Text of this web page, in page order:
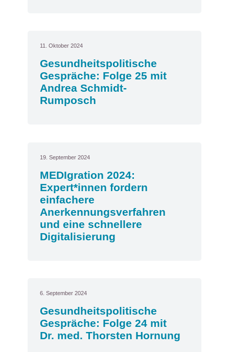
11. Oktober 2024
Gesundheitspolitische
Gespräche: Folge 25 mit
Andrea Schmidt-
Rumposch
19. September 2024
MEDIgration 2024:
Expert*innen fordern
einfachere
Anerkennungsverfahren
und eine schnellere
Digitalisierung
6. September 2024
Gesundheitspolitische
Gespräche: Folge 24 mit
Dr. med. Thorsten Hornung